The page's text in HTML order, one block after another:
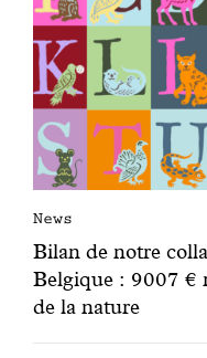
News
Bilan de notre
Belgique : 9007 €
de la nature